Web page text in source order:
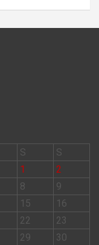
S
S
1
2
8
9
15
16
22
23
29
30